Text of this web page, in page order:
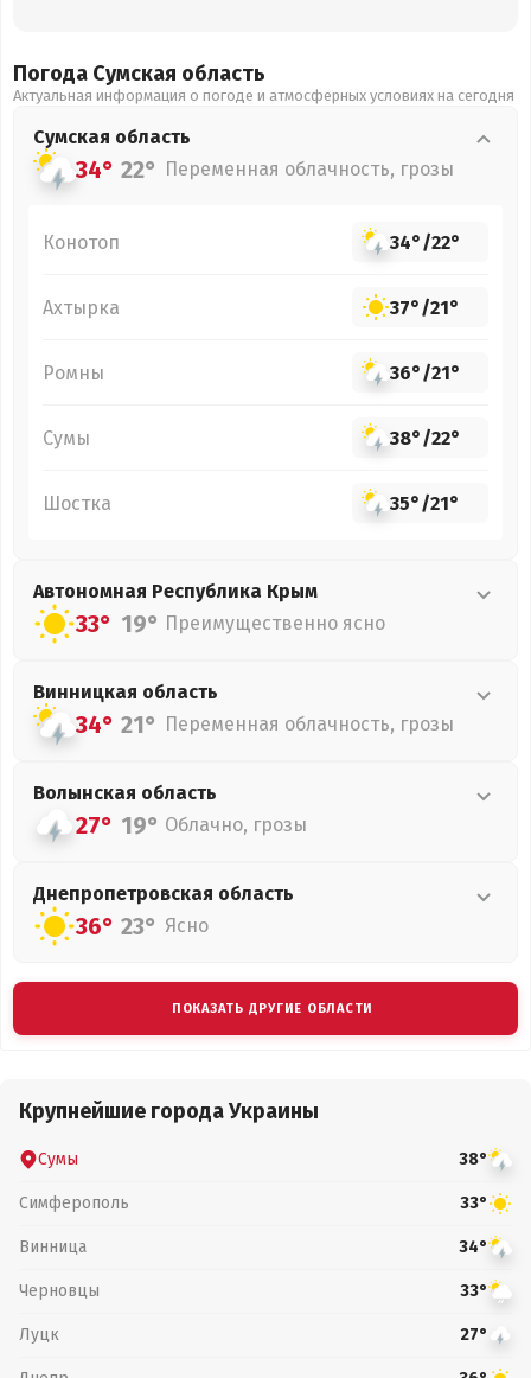
Погода Сумская область
Актуальная информация о погоде и атмосферных условиях на сегодня
Сумская область
34° 22° Переменная облачность, грозы
Конотоп 34°/22°
Ахтырка 37°/21°
Ромны 36°/21°
Сумы 38°/22°
Шостка 35°/21°
Автономная Республика Крым
33° 19° Преимущественно ясно
Винницкая область
34° 21° Переменная облачность, грозы
Волынская область
27° 19° Облачно, грозы
Днепропетровская область
36° 23° Ясно
ПОКАЗАТЬ ДРУГИЕ ОБЛАСТИ
Крупнейшие города Украины
Сумы 38°
Симферополь 33°
Винница 34°
Черновцы 33°
Луцк 27°